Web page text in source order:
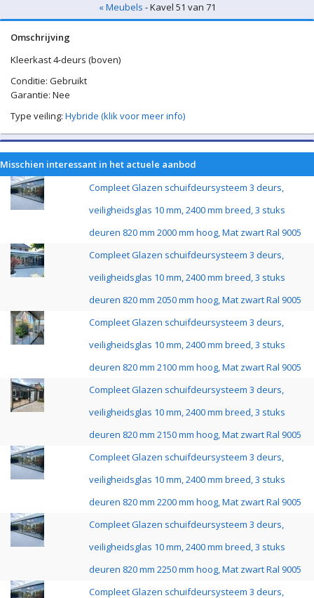
« Meubels - Kavel 51 van 71
Omschrijving
Kleerkast 4-deurs (boven)
Conditie: Gebruikt
Garantie: Nee
Type veiling: Hybride (klik voor meer info)
Misschien interessant in het actuele aanbod
Compleet Glazen schuifdeursysteem 3 deurs,
veiligheidsglas 10 mm, 2400 mm breed, 3 stuks
deuren 820 mm 2000 mm hoog, Mat zwart Ral 9005
Compleet Glazen schuifdeursysteem 3 deurs,
veiligheidsglas 10 mm, 2400 mm breed, 3 stuks
deuren 820 mm 2050 mm hoog, Mat zwart Ral 9005
Compleet Glazen schuifdeursysteem 3 deurs,
veiligheidsglas 10 mm, 2400 mm breed, 3 stuks
deuren 820 mm 2100 mm hoog, Mat zwart Ral 9005
Compleet Glazen schuifdeursysteem 3 deurs,
veiligheidsglas 10 mm, 2400 mm breed, 3 stuks
deuren 820 mm 2150 mm hoog, Mat zwart Ral 9005
Compleet Glazen schuifdeursysteem 3 deurs,
veiligheidsglas 10 mm, 2400 mm breed, 3 stuks
deuren 820 mm 2200 mm hoog, Mat zwart Ral 9005
Compleet Glazen schuifdeursysteem 3 deurs,
veiligheidsglas 10 mm, 2400 mm breed, 3 stuks
deuren 820 mm 2250 mm hoog, Mat zwart Ral 9005
Compleet Glazen schuifdeursysteem 3 deurs,